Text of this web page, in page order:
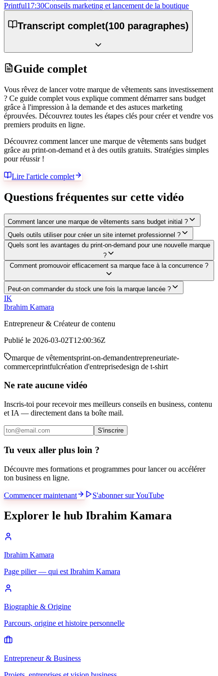
Printful17:30Conseils marketing et lancement de la boutique
Transcript complet(100 paragraphes)
Guide complet
Vous rêvez de lancer votre marque de vêtements sans investissement
? Ce guide complet vous explique comment démarrer sans budget
grâce à l'impression à la demande et des astuces marketing
éprouvées. Découvrez toutes les étapes clés pour créer et vendre vos
premiers produits en ligne.
Découvrez comment lancer une marque de vêtements sans budget
grâce au print-on-demand et à des outils gratuits. Stratégies simples
pour réussir !
Lire l'article complet
Questions fréquentes sur cette vidéo
Comment lancer une marque de vêtements sans budget initial ?
Quels outils utiliser pour créer un site internet professionnel ?
Quels sont les avantages du print-on-demand pour une nouvelle marque
?
Comment promouvoir efficacement sa marque face à la concurrence ?
Peut-on commander du stock une fois la marque lancée ?
IK
Ibrahim Kamara
Entrepreneur & Créateur de contenu
Publié le 2026-03-02T12:00:36Z
marque de vêtementsprint-on-demandentrepreneuriate-
commerceprintfulcréation d'entreprisedesign de t-shirt
Ne rate aucune vidéo
Inscris-toi pour recevoir mes meilleurs conseils en business, contenu
et IA — directement dans ta boîte mail.
S'inscrire
Tu veux aller plus loin ?
Découvre mes formations et programmes pour lancer ou accélérer
ton business en ligne.
Commencer maintenant S'abonner sur YouTube
Explorer le hub Ibrahim Kamara
Ibrahim Kamara
Page pilier — qui est Ibrahim Kamara
Biographie & Origine
Parcours, origine et histoire personnelle
Entrepreneur & Business